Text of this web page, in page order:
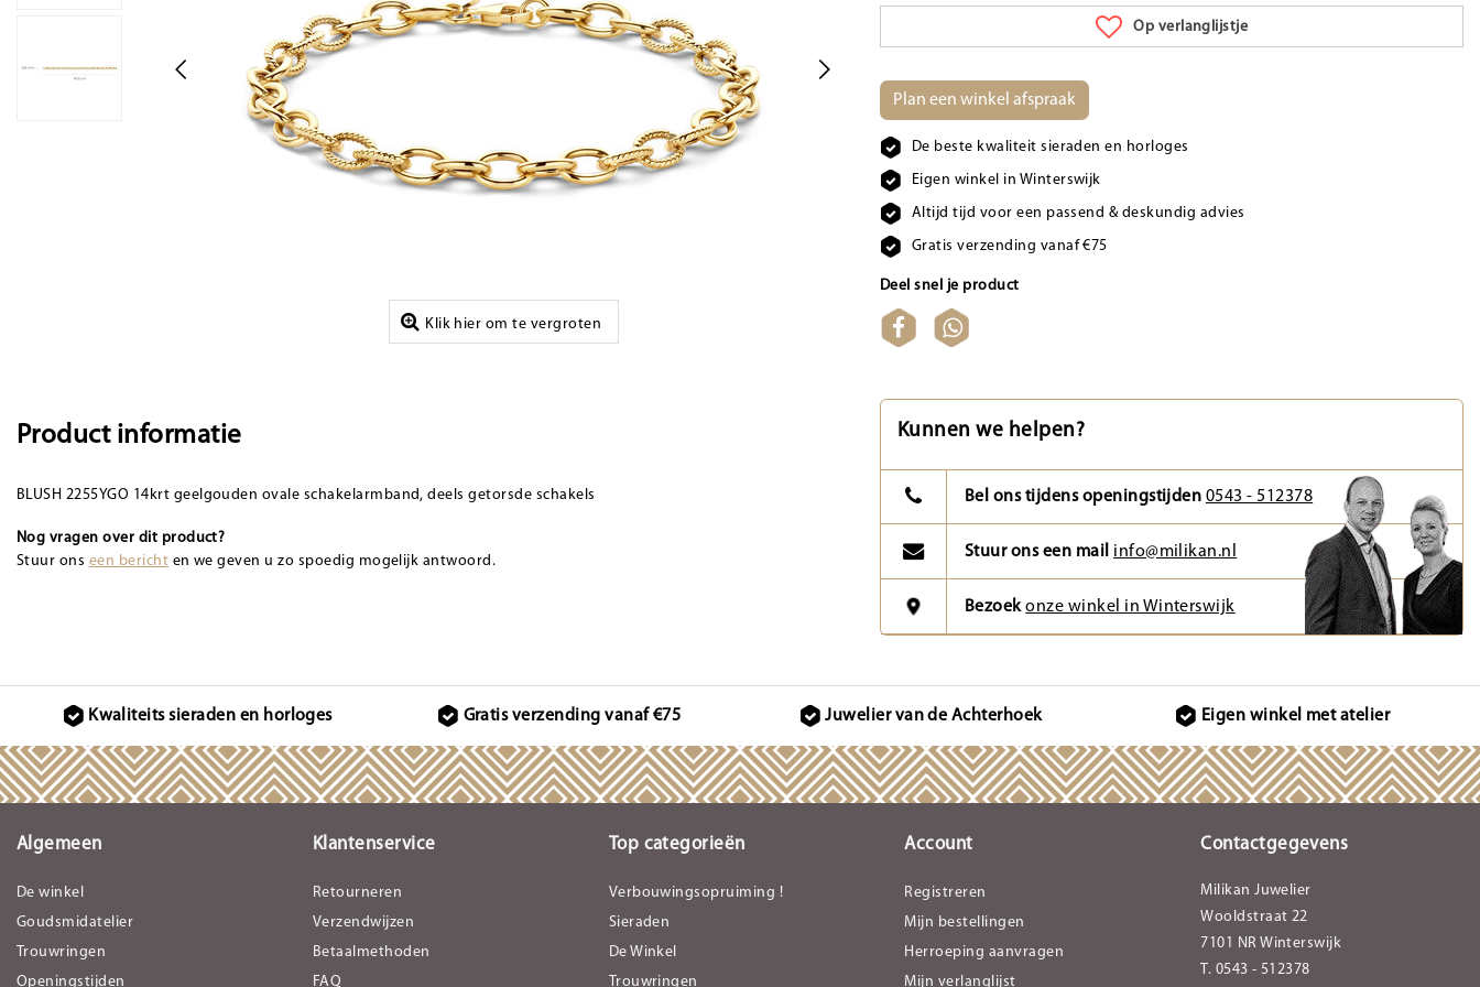
Klik hier om te vergroten
Op verlanglijstje
Plan een winkel afspraak
De beste kwaliteit sieraden en horloges
Eigen winkel in Winterswijk
Altijd tijd voor een passend & deskundig advies
Gratis verzending vanaf €75
Deel snel je product
Product informatie
BLUSH 2255YGO 14krt geelgouden ovale schakelarmband, deels getorsde schakels
Nog vragen over dit product?
Stuur ons een bericht en we geven u zo spoedig mogelijk antwoord.
Kunnen we helpen?
Bel ons tijdens openingstijden 0543 - 512378
Stuur ons een mail info@milikan.nl
Bezoekonze winkel in Winterswijk
Kwaliteits sieraden en horloges Gratis verzending vanaf €75 Juwelier van de Achterhoek Eigen winkel met atelier
Algemeen
De winkel
Goudsmidatelier
Trouwringen
Openingstijden
Klantenservice
Retourneren
Verzendwijzen
Betaalmethoden
FAQ
Top categorieën
Verbouwingsopruiming !
Sieraden
De Winkel
Trouwringen
Account
Registreren
Mijn bestellingen
Herroeping aanvragen
Mijn verlanglijst
Contactgegevens
Milikan Juwelier
Wooldstraat 22
7101 NR Winterswijk
T. 0543 - 512378